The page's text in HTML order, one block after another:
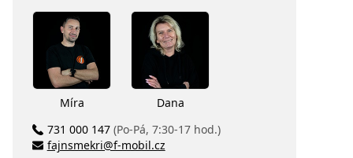
Míra
Dana
731 000 147 (Po-Pá, 7:30-17 hod.)
fajnsmekri@f-mobil.cz